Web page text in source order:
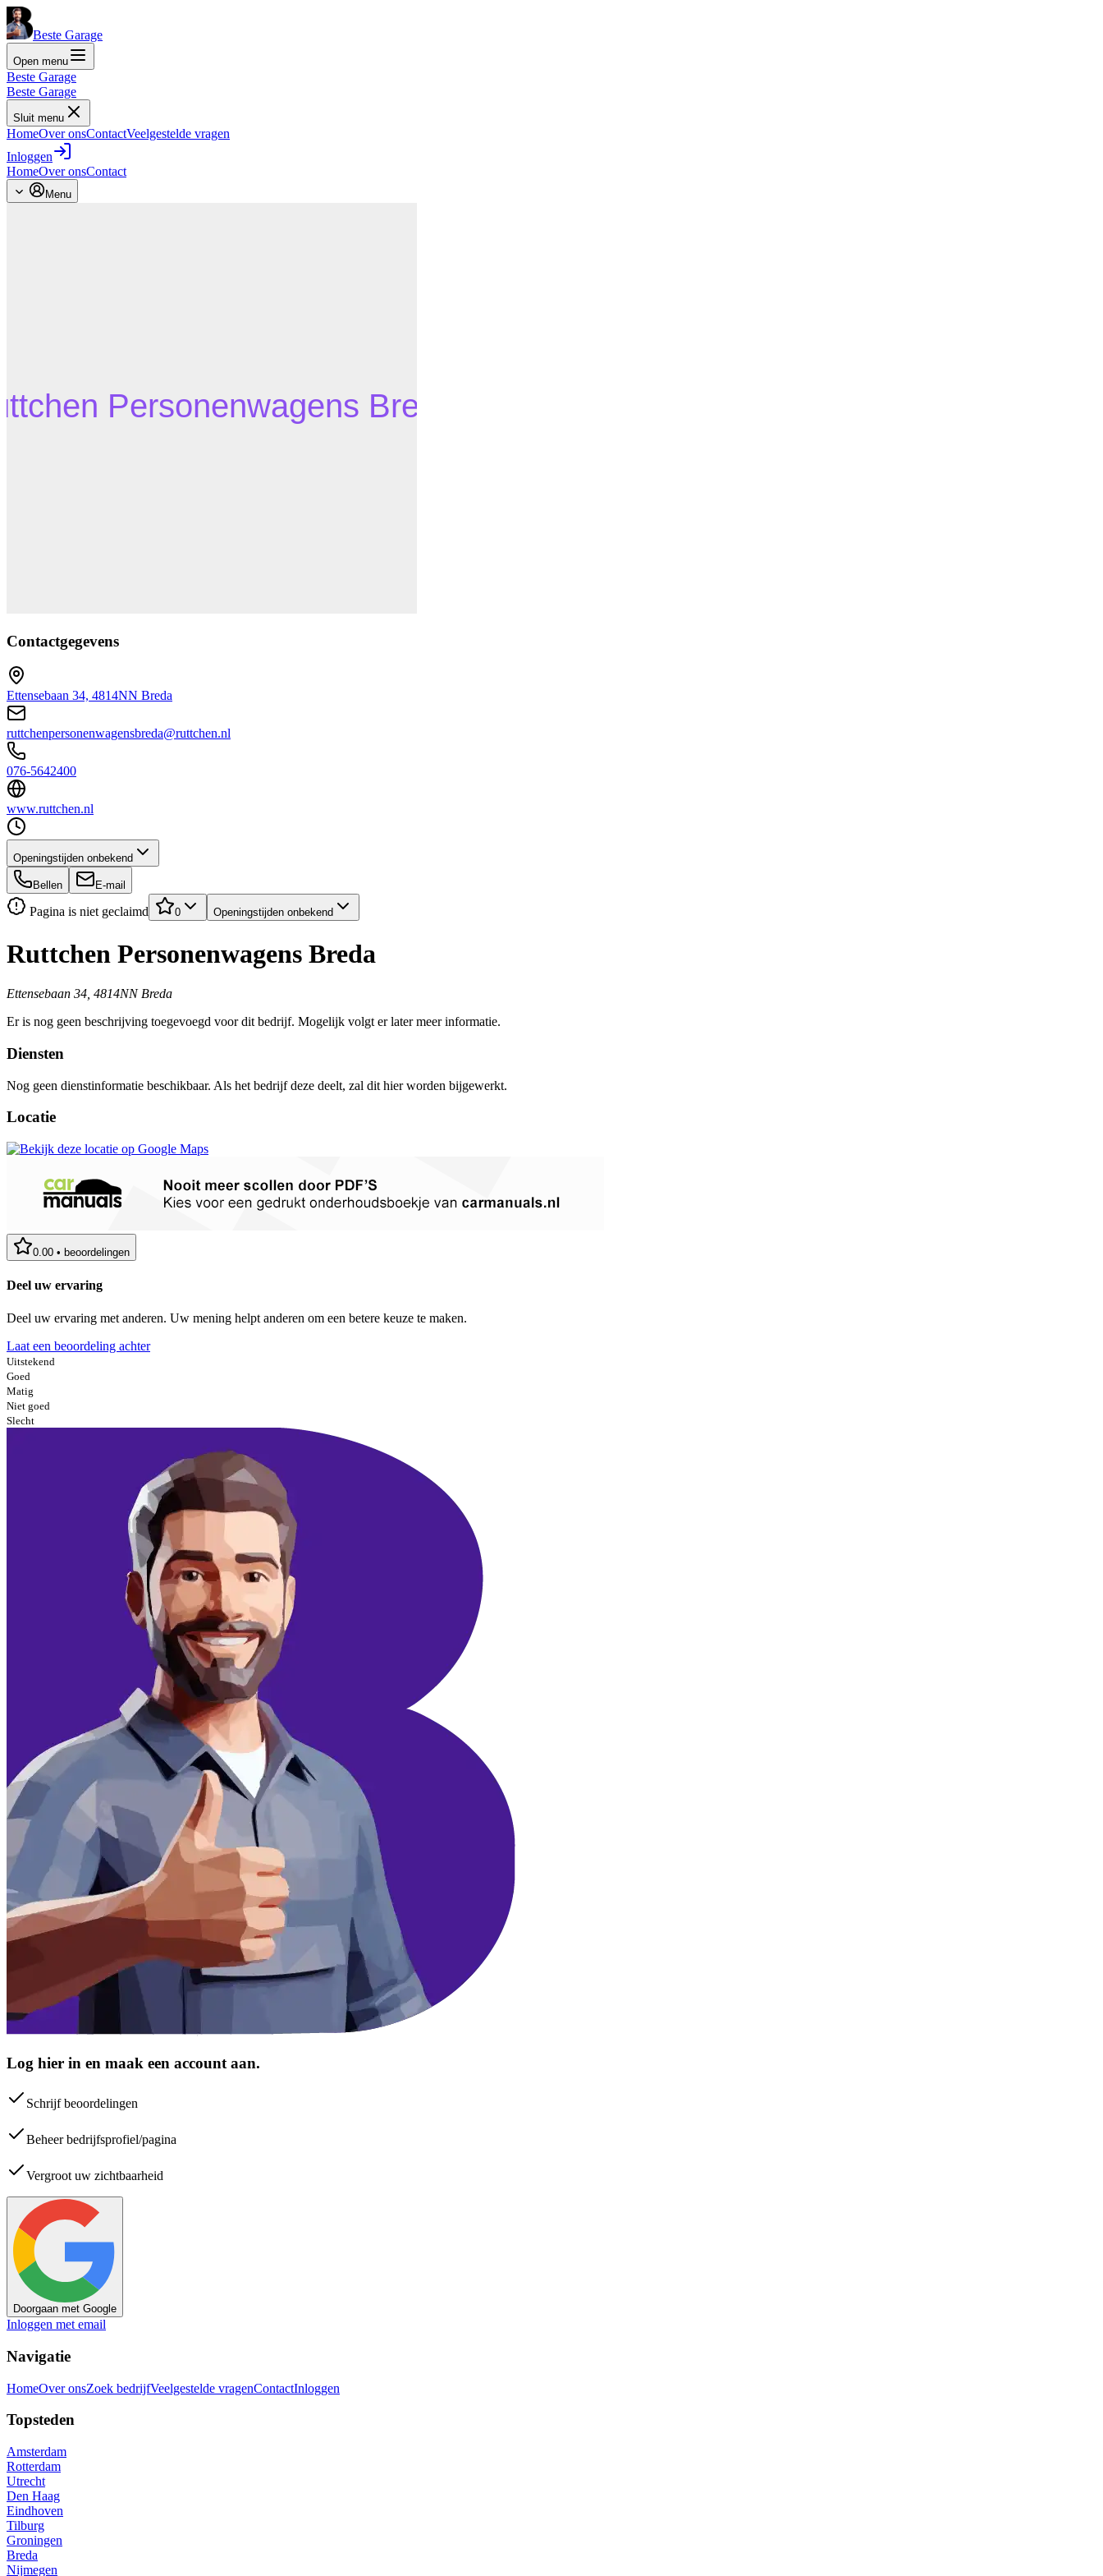
Beste Garage
Open menu
Beste Garage
Beste Garage
Sluit menu
HomeOver onsContactVeelgestelde vragen
Inloggen
HomeOver onsContact
Menu
Contactgegevens
Ettensebaan 34, 4814NN Breda
ruttchenpersonenwagensbreda@ruttchen.nl
076-5642400
www.ruttchen.nl
Openingstijden onbekend
Bellen E-mail
Pagina is niet geclaimd 0 Openingstijden onbekend
Ruttchen Personenwagens Breda
Ettensebaan 34, 4814NN Breda
Er is nog geen beschrijving toegevoegd voor dit bedrijf. Mogelijk volgt er later meer informatie.
Diensten
Nog geen dienstinformatie beschikbaar. Als het bedrijf deze deelt, zal dit hier worden bijgewerkt.
Locatie
0.00 • beoordelingen
Deel uw ervaring
Deel uw ervaring met anderen. Uw mening helpt anderen om een betere keuze te maken.
Laat een beoordeling achter
Uitstekend
Goed
Matig
Niet goed
Slecht
Log hier in en maak een account aan.
Schrijf beoordelingen
Beheer bedrijfsprofiel/pagina
Vergroot uw zichtbaarheid
Doorgaan met Google
Inloggen met email
Navigatie
HomeOver onsZoek bedrijfVeelgestelde vragenContactInloggen
Topsteden
Amsterdam
Rotterdam
Utrecht
Den Haag
Eindhoven
Tilburg
Groningen
Breda
Nijmegen